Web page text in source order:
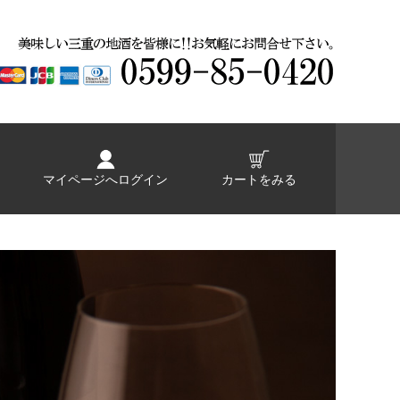
マイページへログイン カートをみる